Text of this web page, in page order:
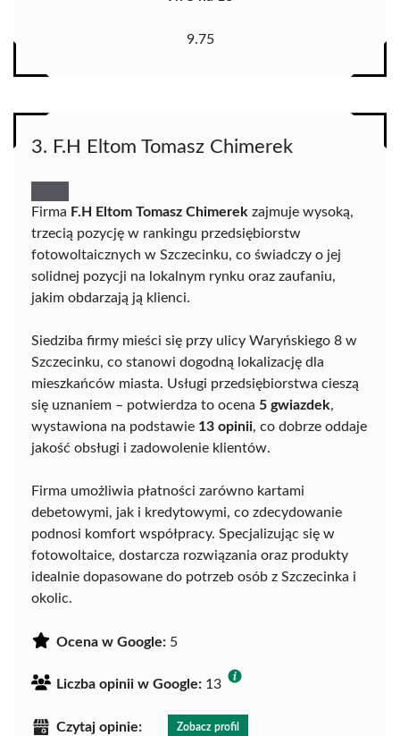
9.75
3. F.H Eltom Tomasz Chimerek
Firma F.H Eltom Tomasz Chimerek zajmuje wysoką,
trzecią pozycję w rankingu przedsiębiorstw
fotowoltaicznych w Szczecinku, co świadczy o jej
solidnej pozycji na lokalnym rynku oraz zaufaniu,
jakim obdarzają ją klienci.
Siedziba firmy mieści się przy ulicy Waryńskiego 8 w
Szczecinku, co stanowi dogodną lokalizację dla
mieszkańców miasta. Usługi przedsiębiorstwa cieszą
się uznaniem – potwierdza to ocena 5 gwiazdek,
wystawiona na podstawie 13 opinii, co dobrze oddaje
jakość obsługi i zadowolenie klientów.
Firma umożliwia płatności zarówno kartami
debetowymi, jak i kredytowymi, co zdecydowanie
podnosi komfort współpracy. Specjalizując się w
fotowoltaice, dostarcza rozwiązania oraz produkty
idealnie dopasowane do potrzeb osób z Szczecinka i
okolic.
Ocena w Google: 5
Liczba opinii w Google: 13
Czytaj opinie: Zobacz profil